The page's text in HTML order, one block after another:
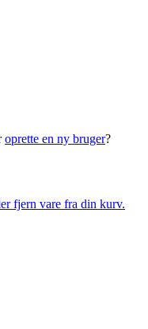
oprette en ny bruger?
fjern vare fra din kurv.